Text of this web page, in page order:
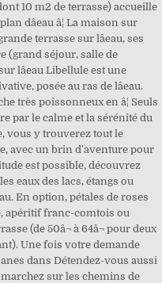
10 m2 de terrasse) accueille
dâeau â¦ La maison sur
terrasse sur lâeau, ses
(grand séjour, salle de
lâeau Libellule est une
posée au ras de lâeau.
très poissonneux en â¦ Seuls
par le calme et la sérénité du
vous y trouverez tout le
avec un brin d'aventure pour
est possible, découvrez
eaux des lacs, étangs ou
En option, pétales de roses
apéritif franc-comtois ou
(de 50â¬ à 64â¬ pour deux
Une fois votre demande
dans Détendez-vous aussi
sur les chemins de